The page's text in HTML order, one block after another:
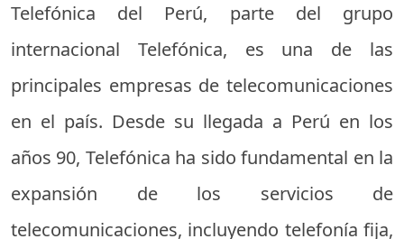
Telefónica del Perú, parte del grupo
internacional Telefónica, es una de las
principales empresas de telecomunicaciones
en el país. Desde su llegada a Perú en los
años 90, Telefónica ha sido fundamental en la
expansión de los servicios de
telecomunicaciones, incluyendo telefonía fija,